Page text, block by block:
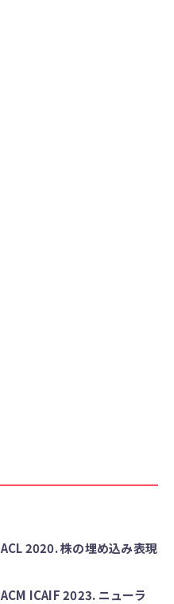
ACL 2020. 株の埋め込み表現
ACM ICAIF 2023. ニューラ